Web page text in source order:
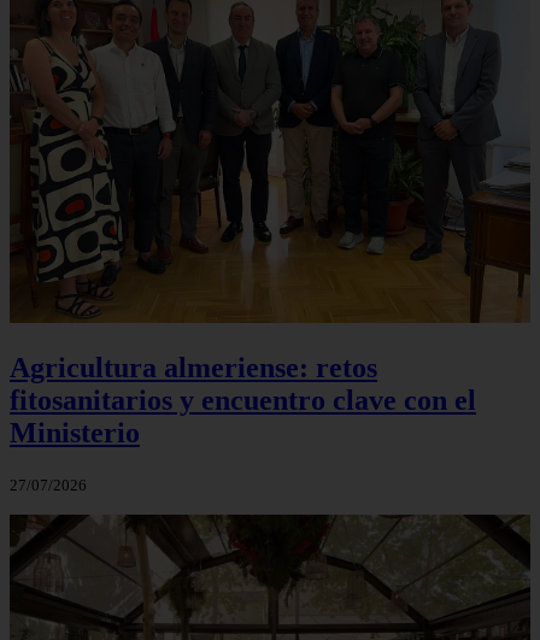
Agricultura almeriense: retos
fitosanitarios y encuentro clave con el
Ministerio
27/07/2026